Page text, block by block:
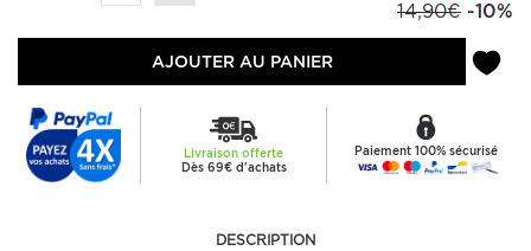
14,90€ -10%
AJOUTER AU PANIER
Livraison offerte
Dès 69€ d'achats
Paiement 100% sécurisé
DESCRIPTION